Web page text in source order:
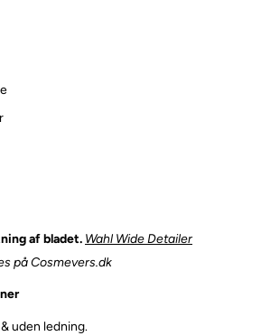
af bladet. Wahl Wide Detailer
på Cosmevers.dk
uden ledning.